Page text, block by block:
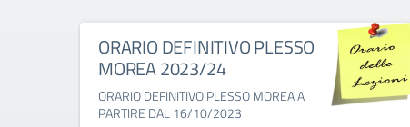
ORARIO DEFINITIVO PLESSO
MOREA 2023/24
ORARIO DEFINITIVO PLESSO MOREA A
PARTIRE DAL 16/10/2023